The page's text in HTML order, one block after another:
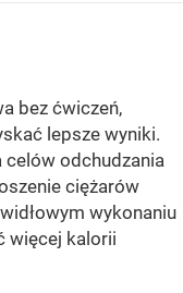
bez ćwiczeń,
lepsze wyniki.
odchudzania
ciężarów
wykonaniu
więcej kalorii